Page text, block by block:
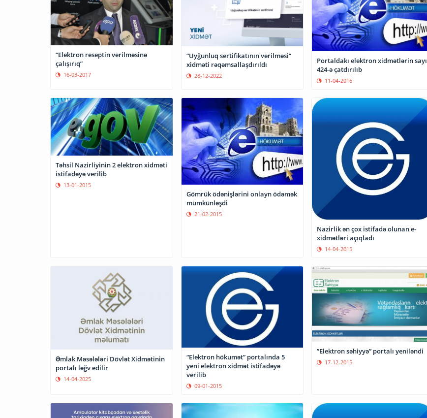
“Elektron reseptin verilməsinə
çalışırıq”
16-03-2017
“Uyğunluq sertifikatının verilməsi”
xidməti rəqəmsallaşdırıldı
28-12-2022
Portaldakı elektron xidmətlərin sayı
424-ə çatdırılıb
11-04-2016
Təhsil Nazirliyinin 2 elektron xidməti
istifadəyə verilib
13-01-2015
Gömrük ödənişlərini onlayn ödəmək
mümkünləşdi
21-02-2015
Nazirlik ən çox istifadə olunan e-
xidmətləri açıqladı
14-04-2015
Əmlak Məsələləri Dövlət Xidmətinin
portalı ləğv edilir
14-04-2025
“Elektron hökumət” portalında 5
yeni elektron xidmət istifadəyə
verilib
09-01-2015
”Elektron səhiyyə” portalı yeniləndi
17-12-2015